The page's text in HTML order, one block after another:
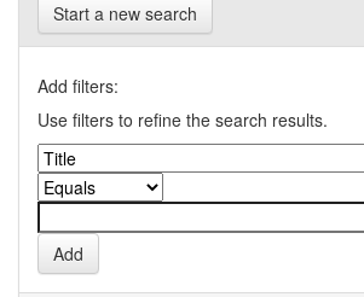
Start a new search
Add filters:
Use filters to refine the search results.